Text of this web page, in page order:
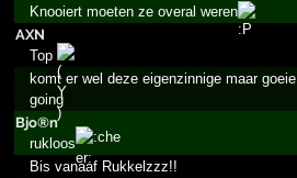
Knooiert moeten ze overal weren
AXN
Top
komt er wel deze eigenzinnige maar
going
Bjo®n
rukloos
Bis vanaaf Rukkelzzz!!